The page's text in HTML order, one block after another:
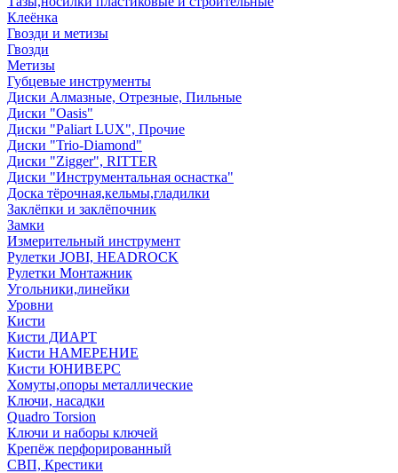
Клеёнка
Гвозди и метизы
Гвозди
Метизы
Губцевые инструменты
Диски Алмазные, Отрезные, Пильные
Диски "Oasis"
Диски "Paliart LUX", Прочие
Диски "Trio-Diamond"
Диски "Zigger", RITTER
Диски "Инструментальная оснастка"
Доска тёрочная,кельмы,гладилки
Заклёпки и заклёпочник
Замки
Измерительный инструмент
Рулетки JOBI, HEADROCK
Рулетки Монтажник
Угольники,линейки
Уровни
Кисти
Кисти ДИАРТ
Кисти НАМЕРЕНИЕ
Кисти ЮНИВЕРС
Хомуты,опоры металлические
Ключи, насадки
Quadro Torsion
Ключи и наборы ключей
Крепёж перфорированный
СВП, Крестики